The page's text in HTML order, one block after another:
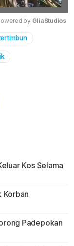
by GliaStudios
Kos Selama
Korban
Padepokan